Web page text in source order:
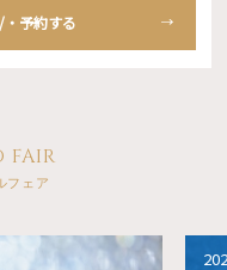
予約する
FAIR
フェア